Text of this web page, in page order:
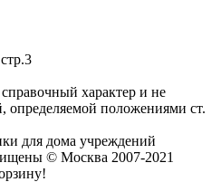
характер и не
определяемой положениями ст.
для дома учреждений
© Москва 2007-2021